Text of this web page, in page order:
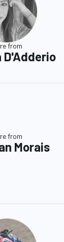
from
D'Adderio
from
Morais